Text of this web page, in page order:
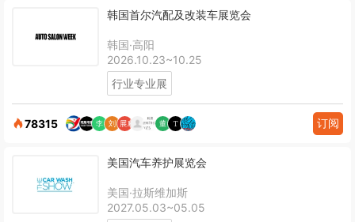
韩国首尔汽配及改装车展览会
韩国·高阳
2026.10.23~10.25
行业专业展
78315 订阅
美国汽车养护展览会
美国·拉斯维加斯
2027.05.03~05.05